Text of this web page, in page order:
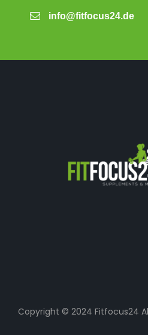
info@fitfocus24.de
Copyright © 2024 Fitfocus24